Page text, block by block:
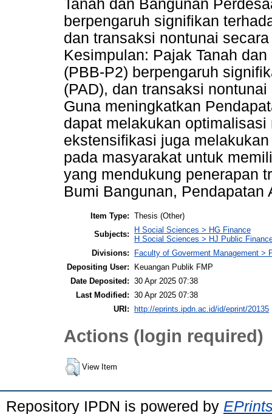
Tanah dan Bangunan
berpengaruh signifikan
dan transaksi nontunai
Kesimpulan: Pajak Tanah
(PBB-P2) berpengaruh
(PAD), dan transaksi
Guna meningkatkan
dapat melakukan
ekstensifikasi juga
pada masyarakat untuk
yang mendukung penerapan
Bumi Bangunan, Pendapatan
Item Type: Thesis (Other)
Subjects:
H Social Sciences > HG Finance
H Social Sciences > HJ Public
Divisions:
Faculty of Goverment Management >
Depositing User:
Keuangan Publik FMP
Date Deposited: 30 Apr 2025 07:38
Last Modified: 30 Apr 2025 07:38
URI:
http://eprints.ipdn.ac.id/id/eprint/20135
Actions (login required)
View Item
Repository IPDN is powered by